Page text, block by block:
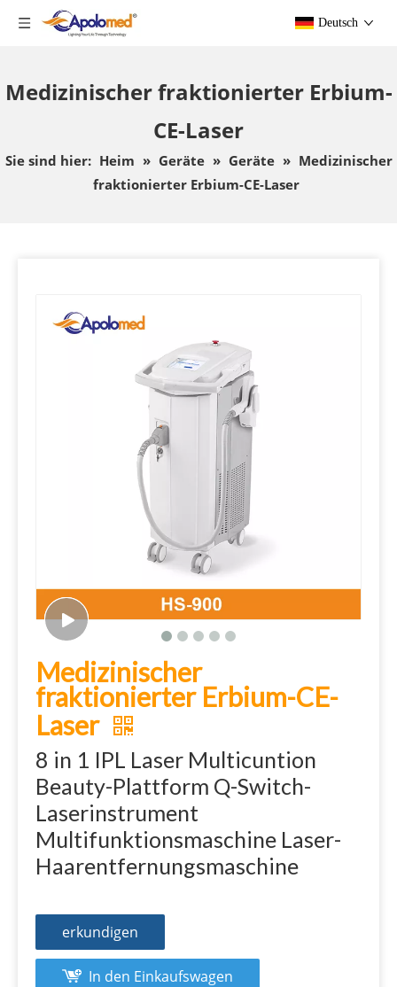
Deutsch
Medizinischer fraktionierter Erbium-
CE-Laser
Sie sind hier: Heim » Geräte » Geräte » Medizinischer
fraktionierter Erbium-CE-Laser
Medizinischer
fraktionierter Erbium-CE-
Laser
8 in 1 IPL Laser Multicuntion
Beauty-Plattform Q-Switch-
Laserinstrument
Multifunktionsmaschine Laser-
Haarentfernungsmaschine
erkundigen
In den Einkaufswagen